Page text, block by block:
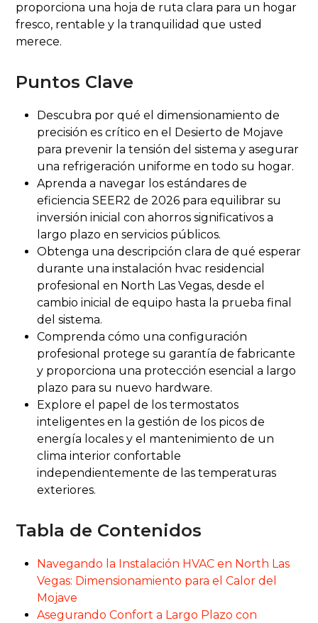
proporciona una hoja de ruta clara para un hogar
fresco, rentable y la tranquilidad que usted
merece.
Puntos Clave
Descubra por qué el dimensionamiento de
precisión es crítico en el Desierto de Mojave
para prevenir la tensión del sistema y asegurar
una refrigeración uniforme en todo su hogar.
Aprenda a navegar los estándares de
eficiencia SEER2 de 2026 para equilibrar su
inversión inicial con ahorros significativos a
largo plazo en servicios públicos.
Obtenga una descripción clara de qué esperar
durante una instalación hvac residencial
profesional en North Las Vegas, desde el
cambio inicial de equipo hasta la prueba final
del sistema.
Comprenda cómo una configuración
profesional protege su garantía de fabricante
y proporciona una protección esencial a largo
plazo para su nuevo hardware.
Explore el papel de los termostatos
inteligentes en la gestión de los picos de
energía locales y el mantenimiento de un
clima interior confortable
independientemente de las temperaturas
exteriores.
Tabla de Contenidos
Navegando la Instalación HVAC en North Las
Vegas: Dimensionamiento para el Calor del
Mojave
Asegurando Confort a Largo Plazo con